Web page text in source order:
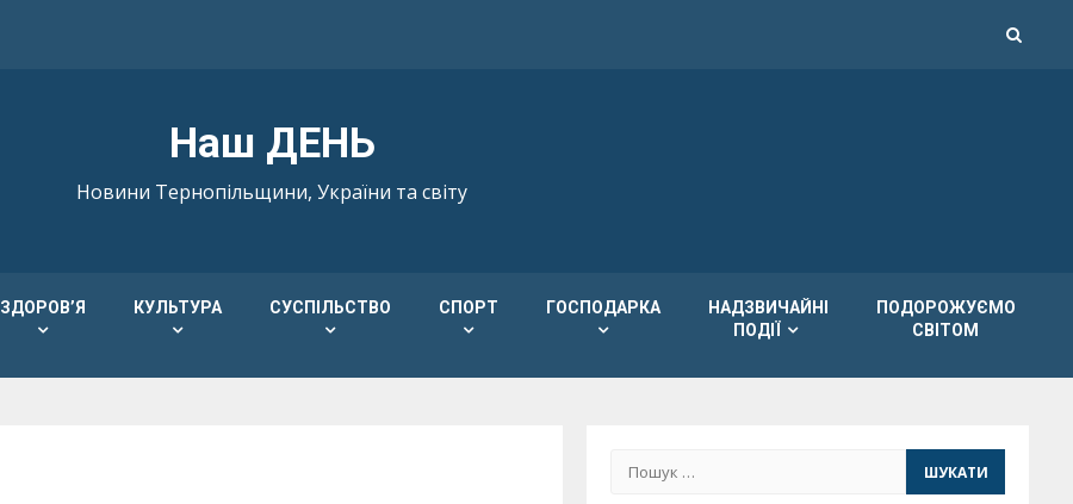
Наш ДЕНЬ
Новини Тернопільщини, України та світу
ЗДОРОВ’Я КУЛЬТУРА СУСПІЛЬСТВО СПОРТ ГОСПОДАРКА
НАДЗВИЧАЙНІ
ПОДІЇ
ПОДОРОЖУЄМО
СВІТОМ
Пошук: